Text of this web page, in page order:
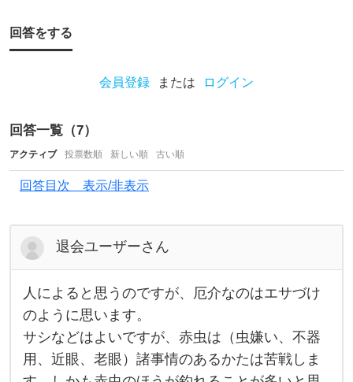
え
て
さ
い
⭐︎
釣
り
道
具
や
釣
り
回答をする
会員登録 または ログイン
回答一覧（7）
アクティブ 投票数順 新しい順 古い順
回答目次 表示/非表示
退会ユーザーさん
人
に
よ
る
と
思
う
人によると思うのですが、厄介なのはエサづけ
のように思います。
サシなどはよいですが、赤虫は（虫嫌い、不器
用、近眼、老眼）諸事情のあるかたは苦戦しま